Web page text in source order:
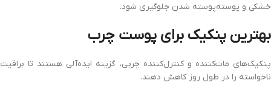
خشکی و پوسته‌پوسته شدن جلوگیری شود.
بهترین پنکیک برای پوست چرب
پنکیک‌های مات‌کننده و کنترل‌کننده چربی، گزینه ایده‌آلی هستند تا براقیت
ناخواسته را در طول روز کاهش دهند.